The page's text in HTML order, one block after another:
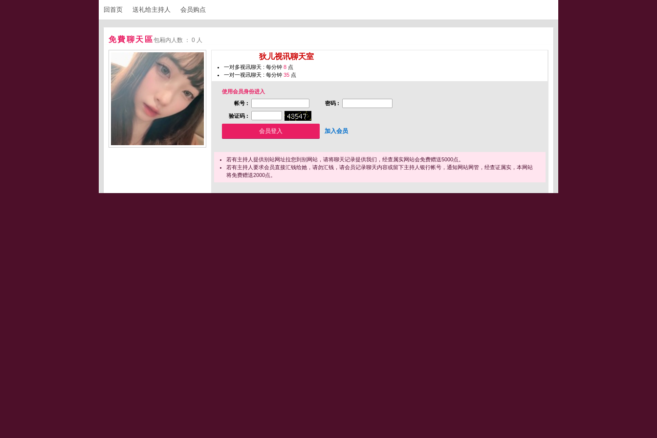
回首页 送礼给主持人 会员购点
免費聊天區包厢内人数 ： 0 人
狄儿视讯聊天室
一对多视讯聊天 : 每分钟 8 点
一对一视讯聊天 : 每分钟 35 点
使用会员身份进入
帐号 :
密码 :
验证码 :
加入会员
若有主持人提供别站网址拉您到别网站，请将聊天记录提供我们，经查属实网站会免费赠送5000点。
若有主持人要求会员直接汇钱给她，请勿汇钱，请会员记录聊天内容或留下主持人银行帐号，通知网站网管，经查证属实，本网站
将免费赠送2000点。